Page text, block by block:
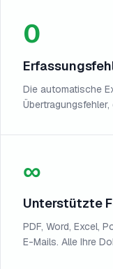
0
Die automatische
∞
Unterstützte
PDF, Word, Excel,
E-Mails. Alle Ihre